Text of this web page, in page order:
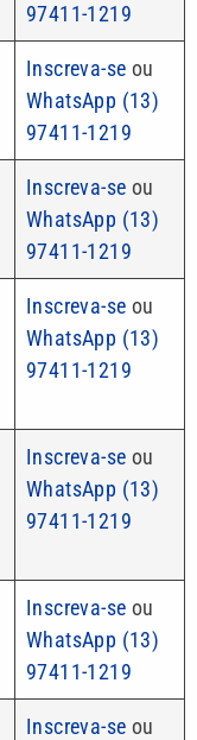
97411-1219
Inscreva-se ou
WhatsApp (13)
97411-1219
Inscreva-se ou
WhatsApp (13)
97411-1219
Inscreva-se ou
WhatsApp (13)
97411-1219
Inscreva-se ou
WhatsApp (13)
97411-1219
Inscreva-se ou
WhatsApp (13)
97411-1219
Inscreva-se ou